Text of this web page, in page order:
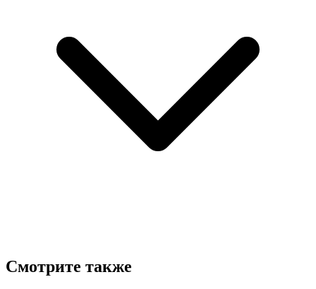
Смотрите также